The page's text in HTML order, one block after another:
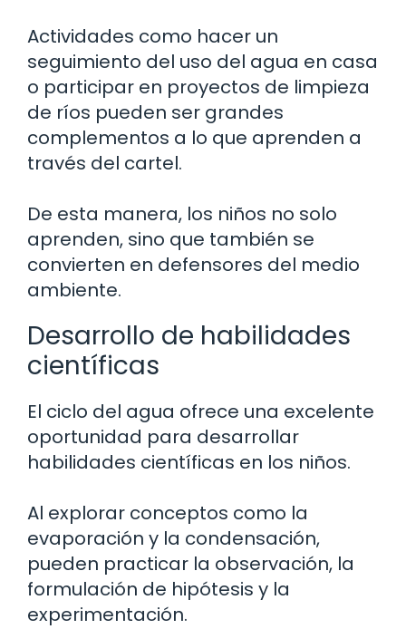
Actividades como hacer un
seguimiento del uso del agua en casa
o participar en proyectos de limpieza
de ríos pueden ser grandes
complementos a lo que aprenden a
través del cartel.
De esta manera, los niños no solo
aprenden, sino que también se
convierten en defensores del medio
ambiente.
Desarrollo de habilidades
científicas
El ciclo del agua ofrece una excelente
oportunidad para desarrollar
habilidades científicas en los niños.
Al explorar conceptos como la
evaporación y la condensación,
pueden practicar la observación, la
formulación de hipótesis y la
experimentación.